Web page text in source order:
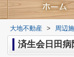
大地不動産 > 周辺
済生会日田病